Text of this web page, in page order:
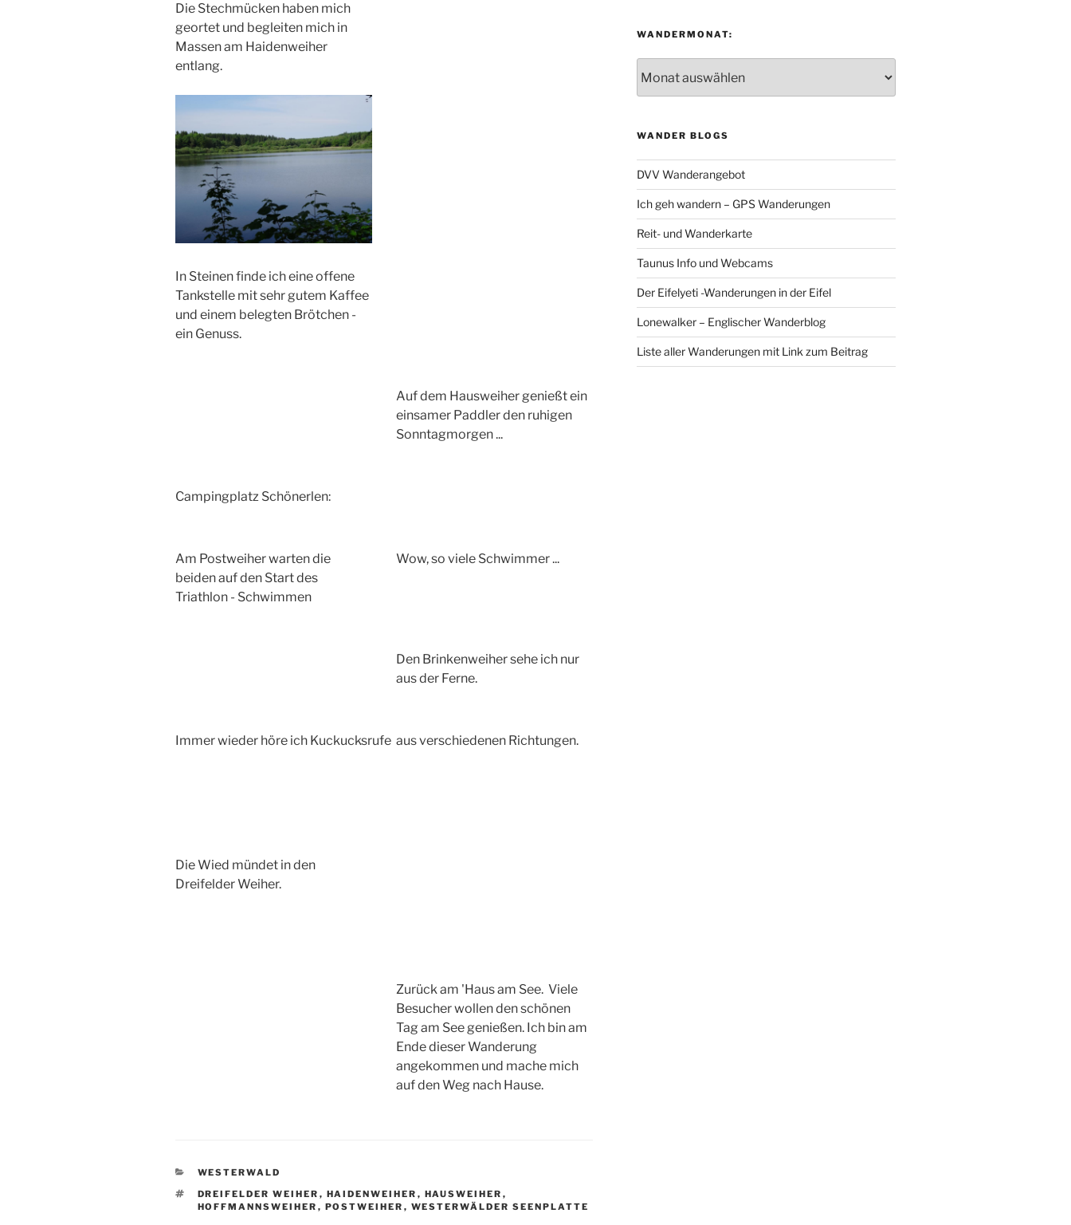
Die Stechmücken haben mich
geortet und begleiten mich in
Massen am Haidenweiher
entlang.
In Steinen finde ich eine offene
Tankstelle mit sehr gutem Kaffee
und einem belegten Brötchen -
ein Genuss.
Auf dem Hausweiher genießt ein
einsamer Paddler den ruhigen
Sonntagmorgen ...
Campingplatz Schönerlen:
Am Postweiher warten die
beiden auf den Start des
Triathlon - Schwimmen
Wow, so viele Schwimmer ...
Den Brinkenweiher sehe ich nur
aus der Ferne.
Immer wieder höre ich Kuckucksrufe aus verschiedenen Richtungen.
Die Wied mündet in den
Dreifelder Weiher.
Zurück am 'Haus am See. Viele
Besucher wollen den schönen
Tag am See genießen. Ich bin am
Ende dieser Wanderung
angekommen und mache mich
auf den Weg nach Hause.
KATEGORIEN
WESTERWALD
SCHLAGWÖRTER
DREIFELDER WEIHER , HAIDENWEIHER , HAUSWEIHER ,
HOFFMANNSWEIHER , POSTWEIHER , WESTERWÄLDER SEENPLATTE
WANDERMONAT:
WANDER BLOGS
DVV Wanderangebot
Ich geh wandern – GPS Wanderungen
Reit- und Wanderkarte
Taunus Info und Webcams
Der Eifelyeti -Wanderungen in der Eifel
Lonewalker – Englischer Wanderblog
Liste aller Wanderungen mit Link zum Beitrag